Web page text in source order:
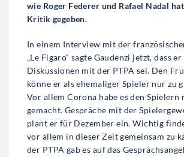
wie Roger Federer und Rafael Nadal
Kritik gegeben.
In einem Interview mit der
„Le Figaro“ sagte Gaudenzi jetzt, dass
Diskussionen mit der PTPA sei. Den
könne er als ehemaliger Spieler nur zu
Vor allem Corona habe es den
gemacht. Gespräche mit der
plant er für Dezember ein. Wichtig
vor allem in dieser Zeit gemeinsam zu
der PTPA gab es auf das